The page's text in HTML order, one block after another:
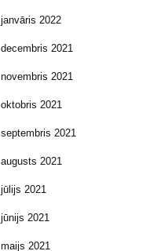
janvāris 2022
decembris 2021
novembris 2021
oktobris 2021
septembris 2021
augusts 2021
jūlijs 2021
jūnijs 2021
maijs 2021